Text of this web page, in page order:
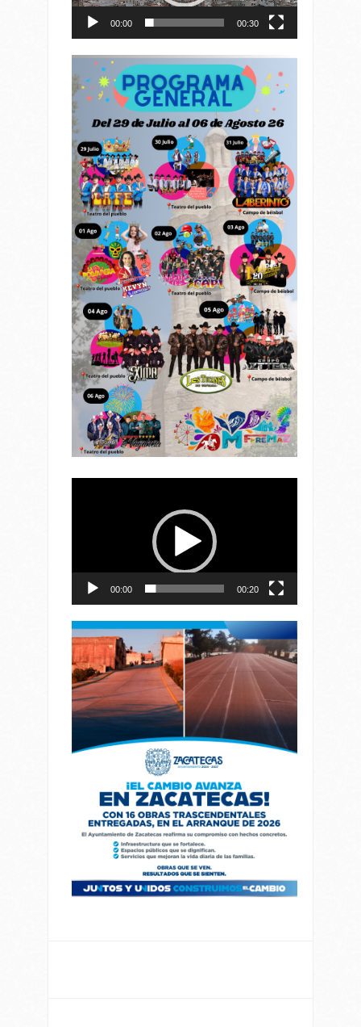
00:00 00:30
00:00 00:20